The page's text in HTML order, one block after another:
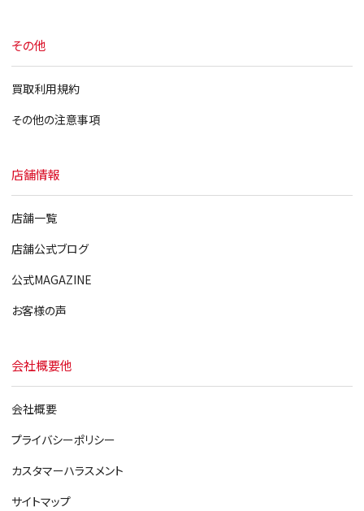
その他
買取利用規約
その他の注意事項
店舗情報
店舗一覧
店舗公式ブログ
公式MAGAZINE
お客様の声
会社概要他
会社概要
プライバシーポリシー
カスタマーハラスメント
サイトマップ